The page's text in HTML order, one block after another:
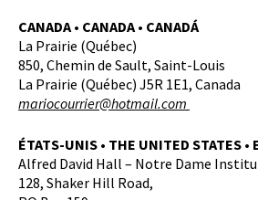
CANADA • CANADA • CANADÁ
La Prairie (Québec)
850, Chemin de Sault, Saint-Louis
La Prairie (Québec) J5R 1E1, Canada
mariocourrier@hotmail.com
ÉTATS-UNIS • THE UNITED STATES •
Alfred David Hall – Notre Dame
128, Shaker Hill Road,